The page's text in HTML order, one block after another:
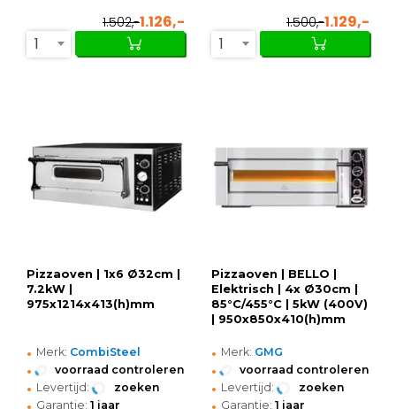
1.502,-1.126,-
1
1.500,-1.129,-
1
Pizzaoven | 1x6 Ø32cm |
7.2kW |
975x1214x413(h)mm
• Merk: CombiSteel
• voorraad controleren
• Levertijd: zoeken
Garantie: 1 jaar
Pizzaoven | BELLO |
Elektrisch | 4x Ø30cm |
85°C/455°C | 5kW (400V)
| 950x850x410(h)mm
• Merk: GMG
• voorraad controleren
• Levertijd: zoeken
Garantie: 1 jaar